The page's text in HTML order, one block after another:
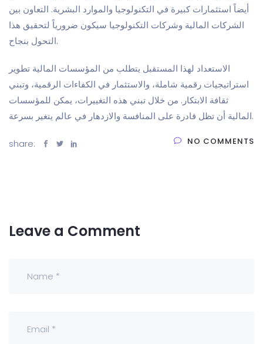
أيضاً استثمارات كبيرة في التكنولوجيا والموارد البشرية. التعاون بين
الشركات المالية وشركات التكنولوجيا سيكون ضرورياً لتحقيق هذا
التحول بنجاح.
الاستعداد لهذا المستقبل يتطلب من المؤسسات المالية تطوير
استراتيجيات رقمية شاملة، والاستثمار في الكفاءات الرقمية، وتبني
ثقافة الابتكار. من خلال تبني هذه التغييرات، يمكن للمؤسسات
المالية أن تظل قادرة على المنافسة والازدهار في عالم يتغير بسرعة.
share: NO COMMENTS
Leave a Comment